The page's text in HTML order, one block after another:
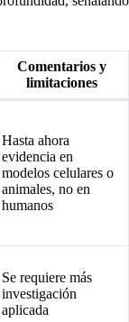
Comentarios y
limitaciones
Hasta ahora
evidencia en
modelos celulares o
animales, no en
humanos
Se requiere más
investigación
aplicada